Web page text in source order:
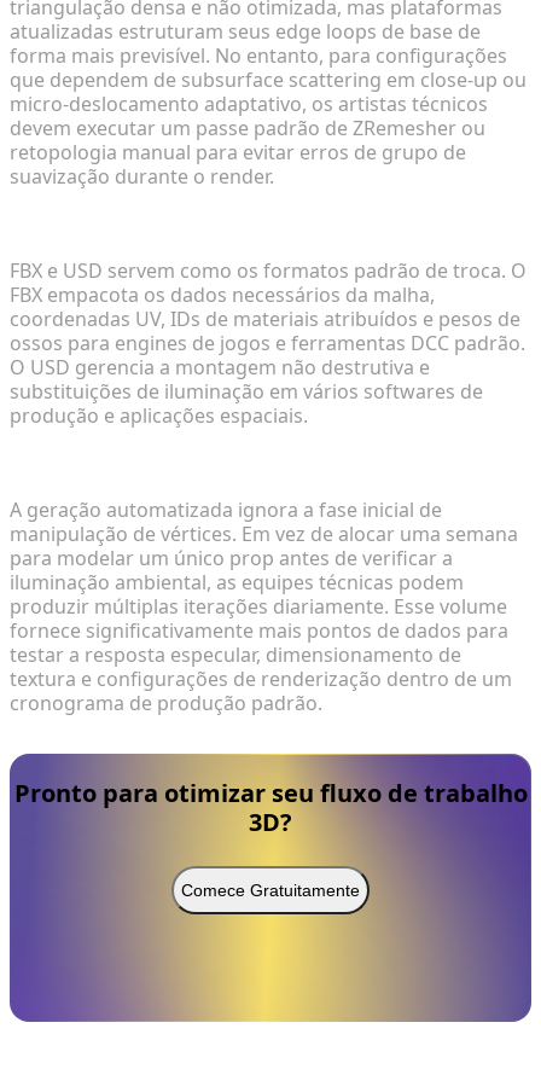
triangulação densa e não otimizada, mas plataformas
atualizadas estruturam seus edge loops de base de
forma mais previsível. No entanto, para configurações
que dependem de subsurface scattering em close-up ou
micro-deslocamento adaptativo, os artistas técnicos
devem executar um passe padrão de ZRemesher ou
retopologia manual para evitar erros de grupo de
suavização durante o render.
FBX e USD servem como os formatos padrão de troca. O
FBX empacota os dados necessários da malha,
coordenadas UV, IDs de materiais atribuídos e pesos de
ossos para engines de jogos e ferramentas DCC padrão.
O USD gerencia a montagem não destrutiva e
substituições de iluminação em vários softwares de
produção e aplicações espaciais.
A geração automatizada ignora a fase inicial de
manipulação de vértices. Em vez de alocar uma semana
para modelar um único prop antes de verificar a
iluminação ambiental, as equipes técnicas podem
produzir múltiplas iterações diariamente. Esse volume
fornece significativamente mais pontos de dados para
testar a resposta especular, dimensionamento de
textura e configurações de renderização dentro de um
cronograma de produção padrão.
Pronto para otimizar seu fluxo de trabalho
3D?
Comece Gratuitamente